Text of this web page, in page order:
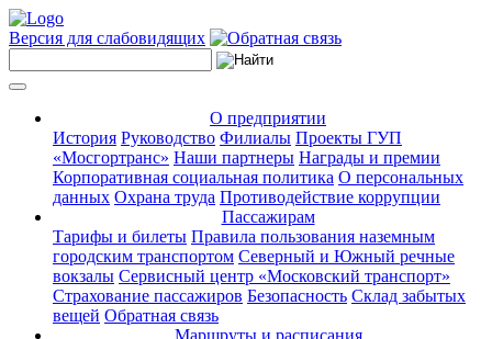
Версия для слабовидящих
О предприятии
История Руководство Филиалы Проекты ГУП
«Мосгортранс» Наши партнеры Награды и премии
Корпоративная социальная политика О персональных
данных Охрана труда Противодействие коррупции
Пассажирам
Тарифы и билеты Правила пользования наземным
городским транспортом Северный и Южный речные
вокзалы Сервисный центр «Московский транспорт»
Страхование пассажиров Безопасность Склад забытых
вещей Обратная связь
Маршруты и расписания